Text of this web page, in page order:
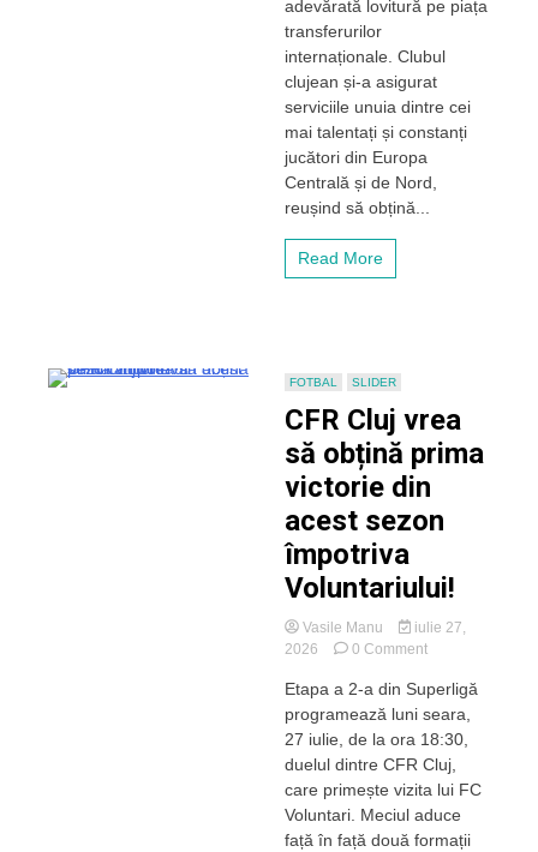
U-
BT
Cluj-
Napoca:
„combo
guard”
de
adevărată lovitură pe piața
transferurilor
internaționale. Clubul
clujean și-a asigurat
serviciile unuia dintre cei
mai talentați și constanți
jucători din Europa
Centrală și de Nord,
reușind să obțină...
Read More
FOTBAL SLIDER
CFR Cluj vrea
să obțină prima
victorie din
acest sezon
împotriva
Voluntariului!
Vasile Manu
iulie 27,
2026
0 Commenton
Cluj
vrea
să
obțină
prima
victorie
din
acest
Etapa a 2-a din Superligă
programează luni seara,
27 iulie, de la ora 18:30,
duelul dintre CFR Cluj,
care primește vizita lui FC
Voluntari. Meciul aduce
față în față două formații